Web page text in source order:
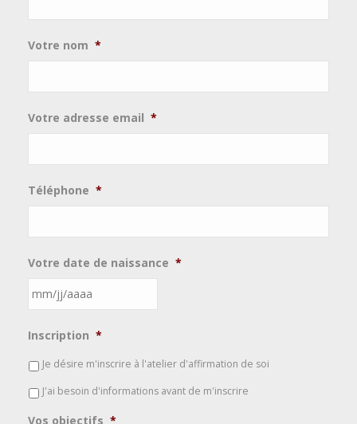
Votre nom *
Votre adresse email *
Téléphone *
Votre date de naissance *
slash
JJ
slash
AAAA
Inscription *
Je désire m'inscrire à l'atelier d'affirmation de soi
J'ai besoin d'informations avant de m'inscrire
Vos objectifs *